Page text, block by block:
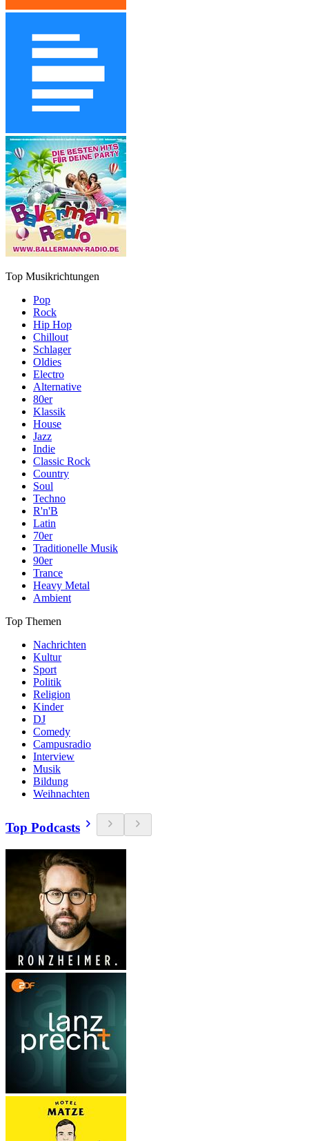
Top Musikrichtungen
Pop
Rock
Hip Hop
Chillout
Schlager
Oldies
Electro
Alternative
80er
Klassik
House
Jazz
Indie
Classic Rock
Country
Soul
Techno
R'n'B
Latin
70er
Traditionelle Musik
90er
Trance
Heavy Metal
Ambient
Top Themen
Nachrichten
Kultur
Sport
Politik
Religion
Kinder
DJ
Comedy
Campusradio
Interview
Musik
Bildung
Weihnachten
Top Podcasts